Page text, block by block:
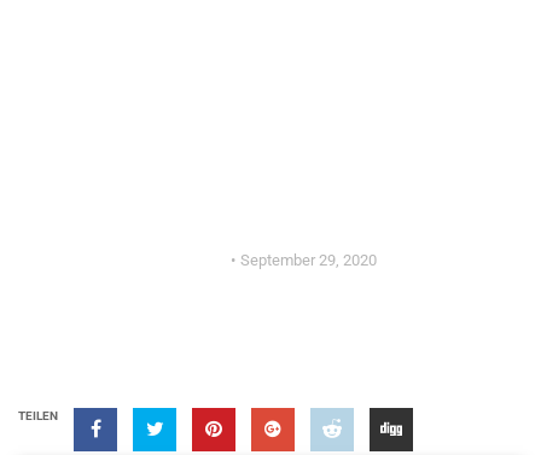
September 29, 2020
TEILEN